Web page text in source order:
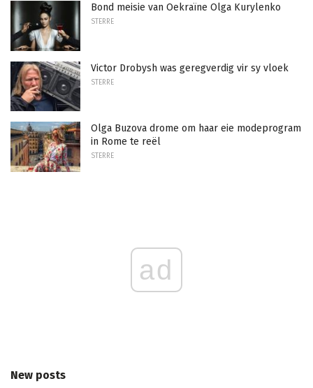
Bond meisie van Oekraïne Olga Kurylenko
STERRE
Victor Drobysh was geregverdig vir sy vloek
STERRE
Olga Buzova drome om haar eie modeprogram
in Rome te reël
STERRE
ad
New posts